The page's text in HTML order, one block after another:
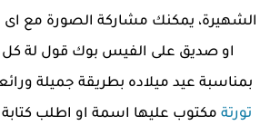
الشهيرة، يمكنك مشاركة الصورة مع
او صديق على الفيس بوك قول لة
بمناسبة عيد ميلاده بطريقة جميلة
تورتة مكتوب عليها اسمة او اطلب